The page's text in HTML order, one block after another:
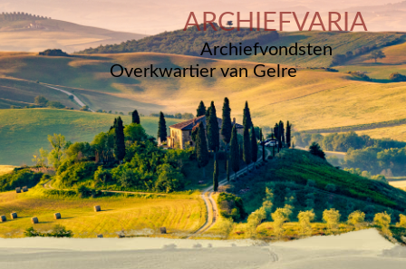
ARCHIEFVARIA
Archiefvondsten
Overkwartier van Gelre